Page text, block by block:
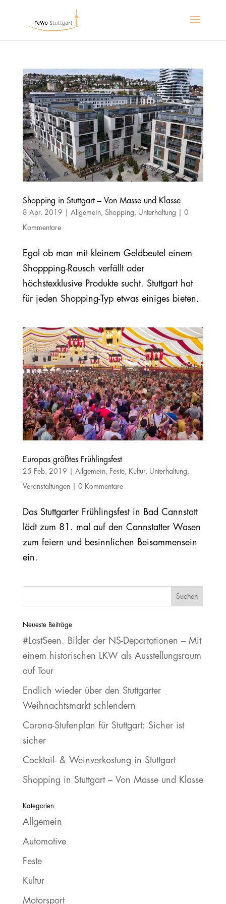
Shopping in Stuttgart – Von Masse und Klasse
8 Apr. 2019 Allgemein, Shopping , Unterhaltung 0
Kommentare
Egal ob man mit kleinem Geldbeutel einem
Shoppping-Rausch verfällt oder
höchstexklusive Produkte sucht. Stuttgart hat
für jeden Shopping-Typ etwas einiges bieten.
Europas größtes Frühlingsfest
25 Feb. 2019 Allgemein, Feste, Kultur, Unterhaltung ,
Veranstaltungen| 0 Kommentare
Das Stuttgarter Frühlingsfest in Bad Cannstatt
lädt zum 81. mal auf den Cannstatter Wasen
zum feiern und besinnlichen Beisammensein
ein.
Neueste Beiträge
#LastSeen. Bilder der NS‐Deportationen – Mit
einem historischen LKW als Ausstellungsraum
auf Tour
Endlich wieder über den Stuttgarter
Weihnachtsmarkt schlendern
Corona-Stufenplan für Stuttgart: Sicher ist
sicher
Cocktail- & Weinverkostung in Stuttgart
Shopping in Stuttgart – Von Masse und Klasse
Kategorien
Allgemein
Automotive
Feste
Kultur
Motorsport